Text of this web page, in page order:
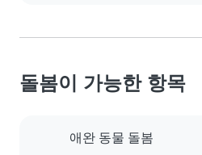
돌봄이 가능한 항목
애완 동물 돌봄